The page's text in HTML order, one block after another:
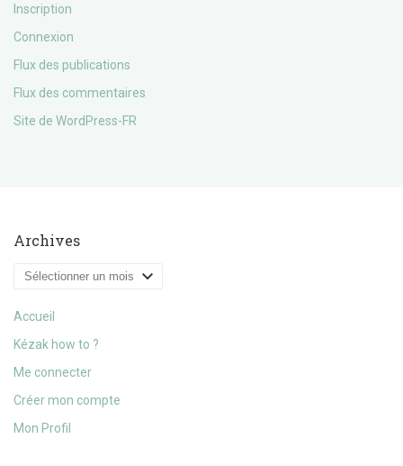
Inscription
Connexion
Flux des publications
Flux des commentaires
Site de WordPress-FR
Archives
Archives
Accueil
Kézak how to ?
Me connecter
Créer mon compte
Mon Profil